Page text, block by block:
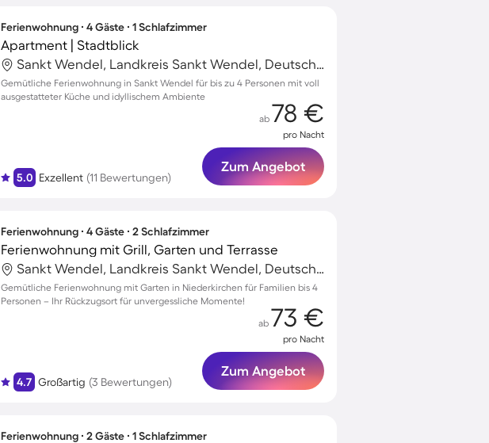
Ferienwohnung ∙ 4 Gäste ∙ 1 Schlafzimmer
Apartment | Stadtblick
Sankt Wendel, Landkreis Sankt Wendel, Deutschland
Gemütliche Ferienwohnung in Sankt Wendel für bis zu 4 Personen mit voll
ausgestatteter Küche und idyllischem Ambiente
5.0 Exzellent (11 Bewertungen)
ab 78 €
pro Nacht
Zum Angebot
Ferienwohnung ∙ 4 Gäste ∙ 2 Schlafzimmer
Ferienwohnung mit Grill, Garten und Terrasse
Sankt Wendel, Landkreis Sankt Wendel, Deutschland
Gemütliche Ferienwohnung mit Garten in Niederkirchen für Familien bis 4
Personen – Ihr Rückzugsort für unvergessliche Momente!
4.7 Großartig (3 Bewertungen)
ab 73 €
pro Nacht
Zum Angebot
Ferienwohnung ∙ 2 Gäste ∙ 1 Schlafzimmer